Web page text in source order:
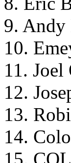
9.
10.
11.
12.
13.
14.
15.